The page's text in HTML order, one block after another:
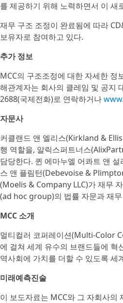
를 제공하기 위해 노력하면서 이 새
재무 구조 조정이 완료됨에 따라
보유자로 참여하고 있다.
추가 정보
MCC의 구조조정에 대한 자세한
해관계자는 회사의 클레임 및 공지
2688(국제전화)로 연락하거나
자문사
커클랜드 앤 엘리스(Kirkland &
행 역할을, 알릭스퍼트너스
담당한다. 퀸 에마누엘 어콰트 앤
스 앤 플림턴(Debevoise &
(Moelis & Company LLC)가 재무
(ad hoc group)의 법률 자문과 재
MCC 소개
멀티컬러 코퍼레이션(Multi-Color
에 걸쳐 세계 유수의 브랜드들에
역사회에 가치를 더할 수 있도록
미래예측진술
이 보도자료는 MCC와 그 자회사의